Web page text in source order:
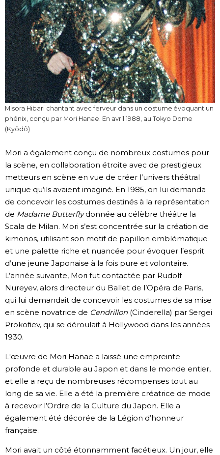
Misora Hibari chantant avec ferveur dans un costume évoquant un
phénix, conçu par Mori Hanae. En avril 1988, au Tokyo Dome
(Kyôdô)
Mori a également conçu de nombreux costumes pour
la scène, en collaboration étroite avec de prestigieux
metteurs en scène en vue de créer l’univers théâtral
unique qu’ils avaient imaginé. En 1985, on lui demanda
de concevoir les costumes destinés à la représentation
de Madame Butterflydonnée au célèbre théâtre la
Scala de Milan. Mori s’est concentrée sur la création de
kimonos, utilisant son motif de papillon emblématique
et une palette riche et nuancée pour évoquer l’esprit
d’une jeune Japonaise à la fois pure et volontaire.
L’année suivante, Mori fut contactée par Rudolf
Nureyev, alors directeur du Ballet de l’Opéra de Paris,
qui lui demandait de concevoir les costumes de sa mise
en scène novatrice de Cendrillon(Cinderella) par Sergei
Prokofiev, qui se déroulait à Hollywood dans les années
1930.
L'œuvre de Mori Hanae a laissé une empreinte
profonde et durable au Japon et dans le monde entier,
et elle a reçu de nombreuses récompenses tout au
long de sa vie. Elle a été la première créatrice de mode
à recevoir l’Ordre de la Culture du Japon. Elle a
également été décorée de la Légion d’honneur
française.
Mori avait un côté étonnamment facétieux. Un jour, elle